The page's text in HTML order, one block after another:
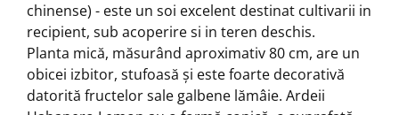
chinense) - este un soi excelent destinat cultivarii in
recipient, sub acoperire si in teren deschis.
Planta mică, măsurând aproximativ 80 cm, are un
obicei izbitor, stufoasă și este foarte decorativă
datorită fructelor sale galbene lămâie. Ardeii